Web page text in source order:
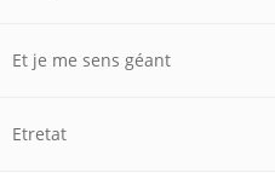
Et je me sens géant
Etretat